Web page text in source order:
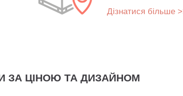
Дізнатися більше
ЗА ЦІНОЮ ТА ДИЗАЙНОМ